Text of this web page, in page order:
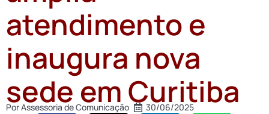
atendimento e
inaugura nova
sede em Curitiba
PorAssessoria de Comunicação 30/06/2025